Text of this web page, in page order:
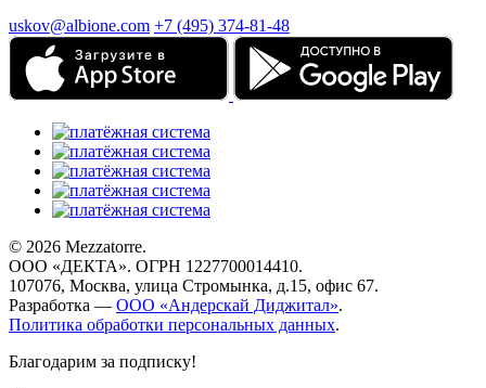
uskov@albione.com +7 (495) 374-81-48
© 2026 Mezzatorre.
ООО «ДЕКТА». ОГРН 1227700014410.
107076, Москва, улица Стромынка, д.15, офис 67.
Разработка — ООО «Андерскай Диджитал».
Политика обработки персональных данных.
Благодарим за подписку!